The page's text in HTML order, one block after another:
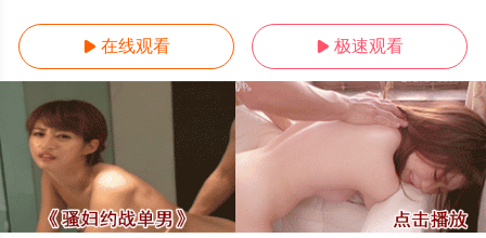
 在线观看  极速观看